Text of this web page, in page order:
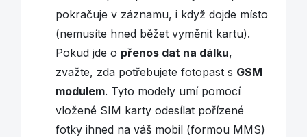
pokračuje v záznamu, i když dojde místo
(nemusíte hned běžet vyměnit kartu).
Pokud jde o přenos dat na dálku,
zvažte, zda potřebujete fotopast s GSM
modulem. Tyto modely umí pomocí
vložené SIM karty odesílat pořízené
fotky ihned na váš mobil (formou MMS)